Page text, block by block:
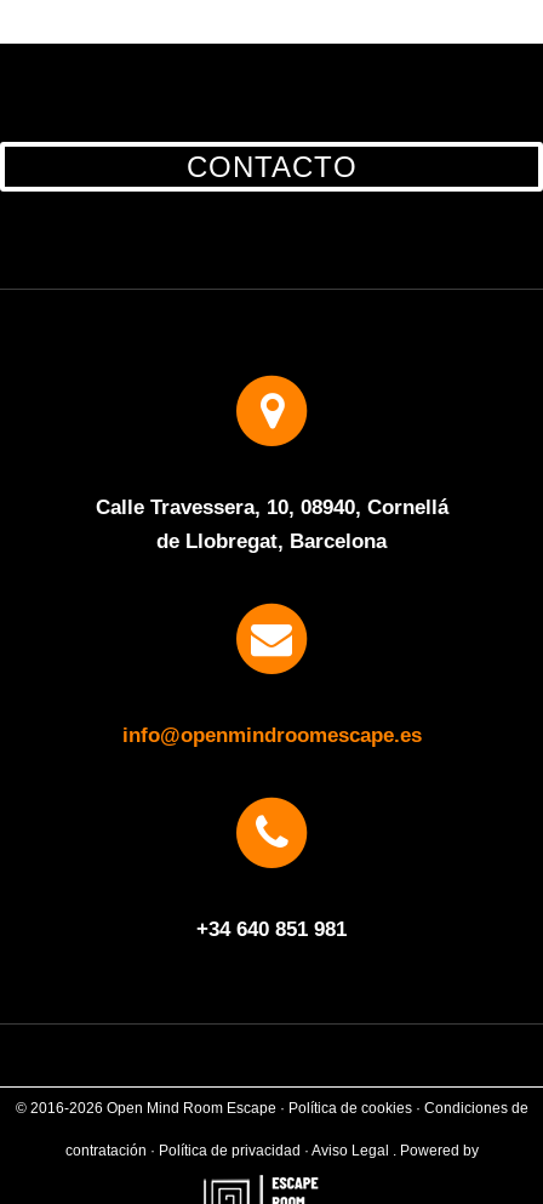
CONTACTO
Calle Travessera, 10, 08940, Cornellá
de Llobregat, Barcelona
info@openmindroomescape.es
+34 640 851 981
© 2016-2026 Open Mind Room Escape · Política de cookies· Condiciones de
contratación · Política de privacidad · Aviso Legal . Powered by